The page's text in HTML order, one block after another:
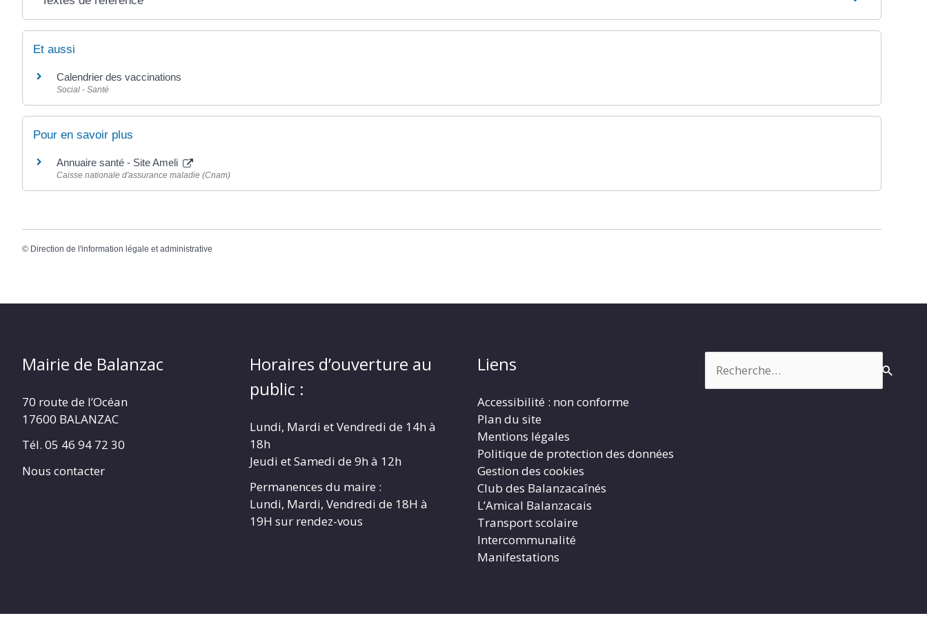
Et aussi
Calendrier des vaccinations
Social - Santé
Pour en savoir plus
Annuaire santé - Site Ameli
Caisse nationale d'assurance maladie (Cnam)
© Direction de l'information légale et administrative
Mairie de Balanzac
70 route de l’Océan
17600 BALANZAC
Tél. 05 46 94 72 30
Nous contacter
Horaires d’ouverture au
public :
Lundi, Mardi et Vendredi de 14h à
18h
Jeudi et Samedi de 9h à 12h
Permanences du maire :
Lundi, Mardi, Vendredi de 18H à
19H sur rendez-vous
Liens
Accessibilité : non conforme
Plan du site
Mentions légales
Politique de protection des données
Gestion des cookies
Club des Balanzacaînés
L’Amical Balanzacais
Transport scolaire
Intercommunalité
Manifestations